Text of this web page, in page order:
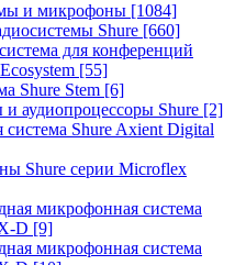
и микрофоны [1084]
Shure [660]
для конференций
[55]
Shure Stem [6]
аудиопроцессоры Shure [2]
Shure Axient Digital
Shure серии Microflex
микрофонная система
D [9]
микрофонная система